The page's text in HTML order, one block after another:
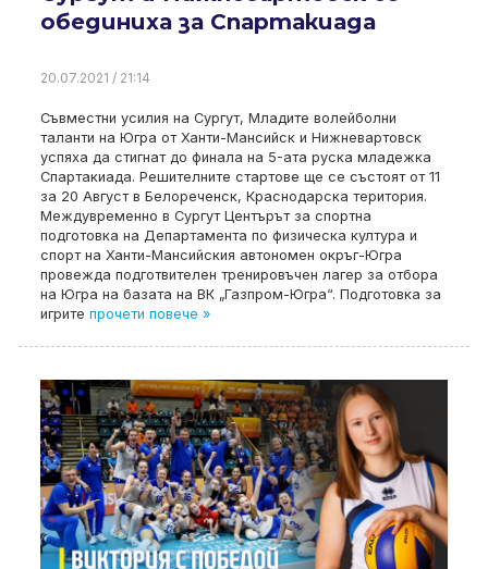
обединиха за Спартакиада
20.07.2021 / 21:14
Съвместни усилия на Сургут, Младите волейболни
таланти на Югра от Ханти-Мансийск и Нижневартовск
успяха да стигнат до финала на 5-ата руска младежка
Спартакиада. Решителните стартове ще се състоят от 11
за 20 Август в Белореченск, Краснодарска територия.
Междувременно в Сургут Центърът за спортна
подготовка на Департамента по физическа култура и
спорт на Ханти-Мансийския автономен окръг-Югра
провежда подготвителен тренировъчен лагер за отбора
на Югра на базата на ВК „Газпром-Югра“. Подготовка за
игрите прочети повече »